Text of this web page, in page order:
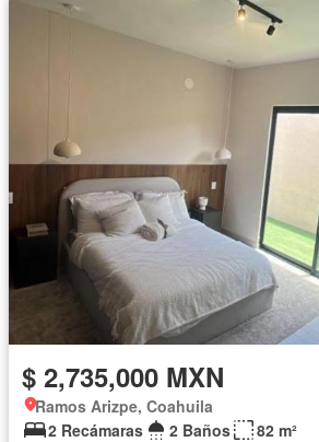
$ 2,735,000 MXN
Ramos Arizpe, Coahuila
2 Recámaras
2 Baños
82 m²